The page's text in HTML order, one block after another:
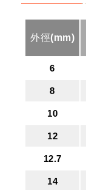
外徑(mm)
6
8
10
12
12.7
14